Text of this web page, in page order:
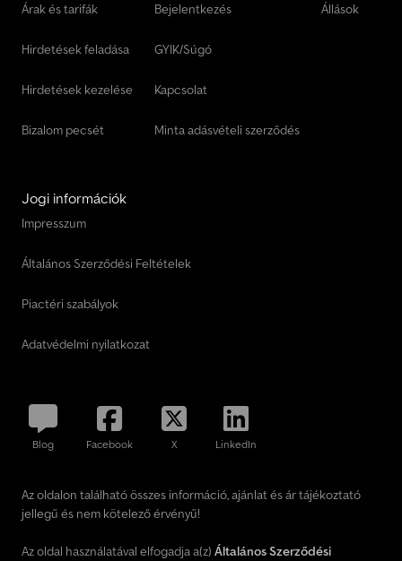
Árak és tarifák
Hirdetések feladása
Hirdetések kezelése
Bizalom pecsét
Bejelentkezés
GYIK/Súgó
Kapcsolat
Minta adásvételi szerződés
Állások
Jogi információk
Impresszum
Általános Szerződési Feltételek
Piactéri szabályok
Adatvédelmi nyilatkozat
Blog Facebook X LinkedIn
Az oldalon található összes információ, ajánlat és ár tájékoztató
jellegű és nem kötelező érvényű!
Az oldal használatával elfogadja a(z) Általános Szerződési